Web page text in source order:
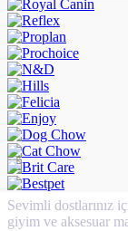
Sevimli dostlarınız
giyim ve aksesuar